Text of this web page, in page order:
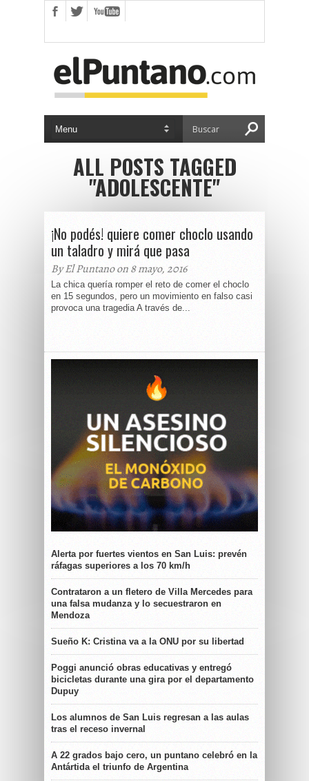
ALL POSTS TAGGED
"ADOLESCENTE"
¡No podés! quiere comer choclo usando
un taladro y mirá que pasa
By El Puntano on 8 mayo, 2016
La chica quería romper el reto de comer el choclo
en 15 segundos, pero un movimiento en falso casi
provoca una tragedia A través de...
Alerta por fuertes vientos en San Luis: prevén
ráfagas superiores a los 70 km/h
Contrataron a un fletero de Villa Mercedes para
una falsa mudanza y lo secuestraron en
Mendoza
Sueño K: Cristina va a la ONU por su libertad
Poggi anunció obras educativas y entregó
bicicletas durante una gira por el departamento
Dupuy
Los alumnos de San Luis regresan a las aulas
tras el receso invernal
A 22 grados bajo cero, un puntano celebró en la
Antártida el triunfo de Argentina